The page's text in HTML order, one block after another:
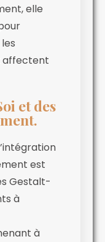
elle
affectent
et des
est
Gestalt-
à
à